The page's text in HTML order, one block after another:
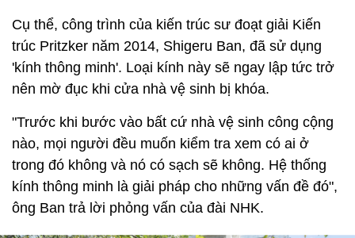
Cụ thể, công trình của kiến trúc sư đoạt giải Kiến
trúc Pritzker năm 2014, Shigeru Ban, đã sử dụng
'kính thông minh'. Loại kính này sẽ ngay lập tức trở
nên mờ đục khi cửa nhà vệ sinh bị khóa.
"Trước khi bước vào bất cứ nhà vệ sinh công cộng
nào, mọi người đều muốn kiểm tra xem có ai ở
trong đó không và nó có sạch sẽ không. Hệ thống
kính thông minh là giải pháp cho những vấn đề đó",
ông Ban trả lời phỏng vấn của đài NHK.